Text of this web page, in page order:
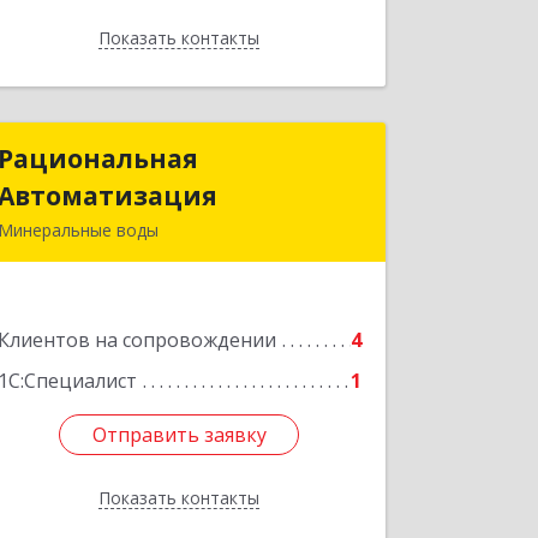
Показать контакты
Назад
Рациональная
Минеральные воды
Клиентов на сопровождении
4
1С:Специалист
1
Отправить заявку
Показать контакты
Рациональная
Автоматизация
домовладение № 9, корпус 1
Отправить заявку
Назад